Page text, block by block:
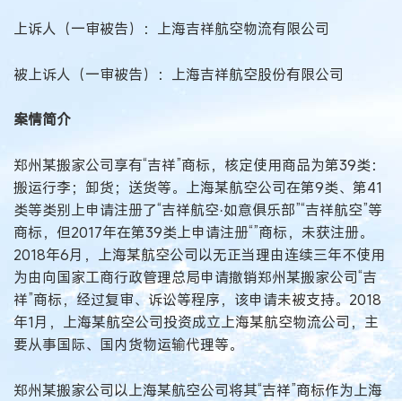
上诉人（一审被告）：上海吉祥航空物流有限公司
被上诉人（一审被告）：上海吉祥航空股份有限公司
案情简介
郑州某搬家公司享有“吉祥”商标，核定使用商品为第39类：
搬运行李；卸货；送货等。上海某航空公司在第9类、第41
类等类别上申请注册了“吉祥航空·如意俱乐部”“吉祥航空”等
商标，但2017年在第39类上申请注册“”商标，未获注册。
2018年6月，上海某航空公司以无正当理由连续三年不使用
为由向国家工商行政管理总局申请撤销郑州某搬家公司“吉
祥”商标，经过复审、诉讼等程序，该申请未被支持。2018
年1月，上海某航空公司投资成立上海某航空物流公司，主
要从事国际、国内货物运输代理等。
郑州某搬家公司以上海某航空公司将其“吉祥”商标作为上海